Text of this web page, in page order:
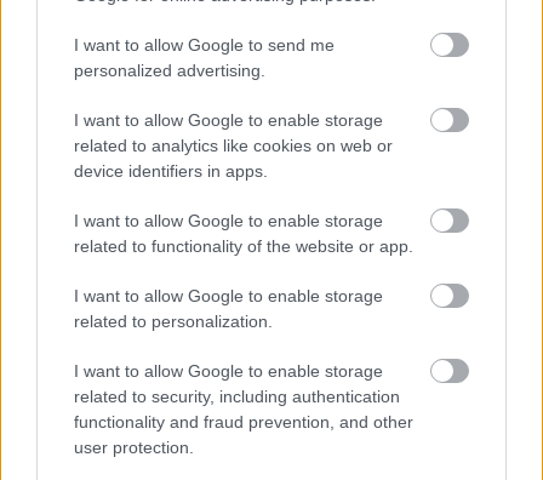
I want to allow Google to send me
personalized advertising.
I want to allow Google to enable storage
related to analytics like cookies on web or
device identifiers in apps.
I want to allow Google to enable storage
related to functionality of the website or app.
I want to allow Google to enable storage
related to personalization.
I want to allow Google to enable storage
related to security, including authentication
functionality and fraud prevention, and other
user protection.
ΑΣΕΠ: Εξ αποστάσεως η πιο Εύκολη
Πιστοποίηση Υπολογιστών σε 2
Μάθε πρώτος όλες τις σημαντικές
ειδήσεις.